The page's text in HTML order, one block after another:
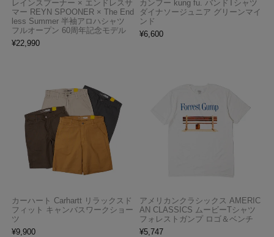
レインスプーナー × エンドレスサ
マー REYN SPOONER × The End
less Summer 半袖アロハシャツ
フルオープン 60周年記念モデル
¥22,990
カンフー kung fu. バンドTシャツ
ダイナソージュニア グリーンマイ
ンド
¥6,600
カーハート Carhartt リラックスド
フィット キャンバスワークショー
ツ
¥9,900
アメリカンクラシックス AMERIC
AN CLASSICS ムービーTシャツ
フォレストガンプ ロゴ＆ベンチ
¥5,747